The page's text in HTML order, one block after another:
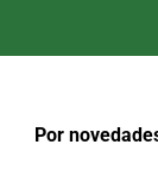
Por